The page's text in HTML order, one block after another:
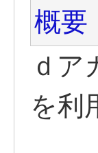
概要
ｄア
を利